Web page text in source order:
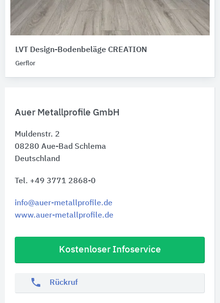
Auer Metallprofile GmbH
Muldenstr. 2
08280 Aue-Bad Schlema
Deutschland
Tel. +49 3771 2868-0
info@auer-metallprofile.de
www.auer-metallprofile.de
Kostenloser Infoservice
phone Rückruf
LVT Design-Bodenbeläge CREATION
Gerflor